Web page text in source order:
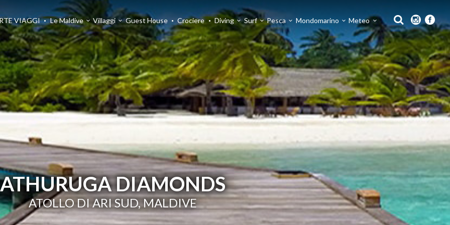
VIAGGI Le Maldive Villaggi Guest House Crociere Diving Surf Pesca Mondomarino Meteo
ATHURUGA DIAMONDS
ATOLLO DI ARI SUD, MALDIVE